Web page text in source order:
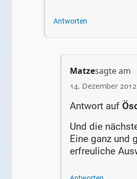
Antworten
Matzesagte am
14. Dezember
Antwort auf
Und die
Eine ganz und
erfreuliche